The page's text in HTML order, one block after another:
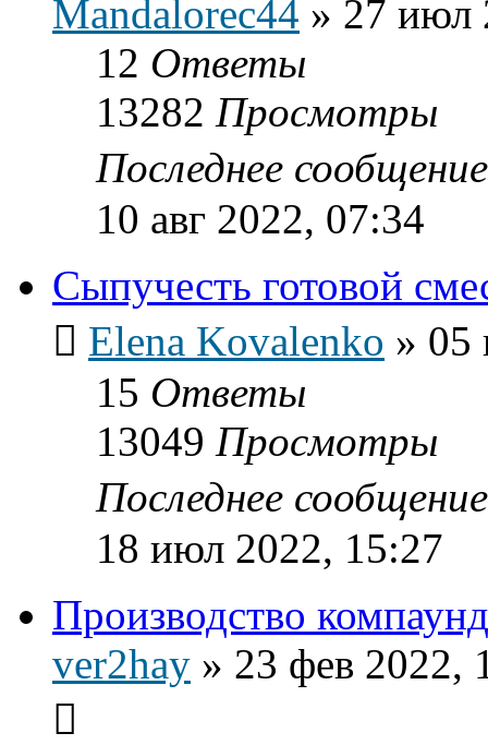
Mandalorec44 » 27 июл
12 Ответы
13282 Просмотры
Последнее
10 авг 2022, 07:34
Сыпучесть готовой
Elena Kovalenko » 05
15 Ответы
13049 Просмотры
Последнее
18 июл 2022, 15:27
Производство
ver2hay » 23 фев 2022,